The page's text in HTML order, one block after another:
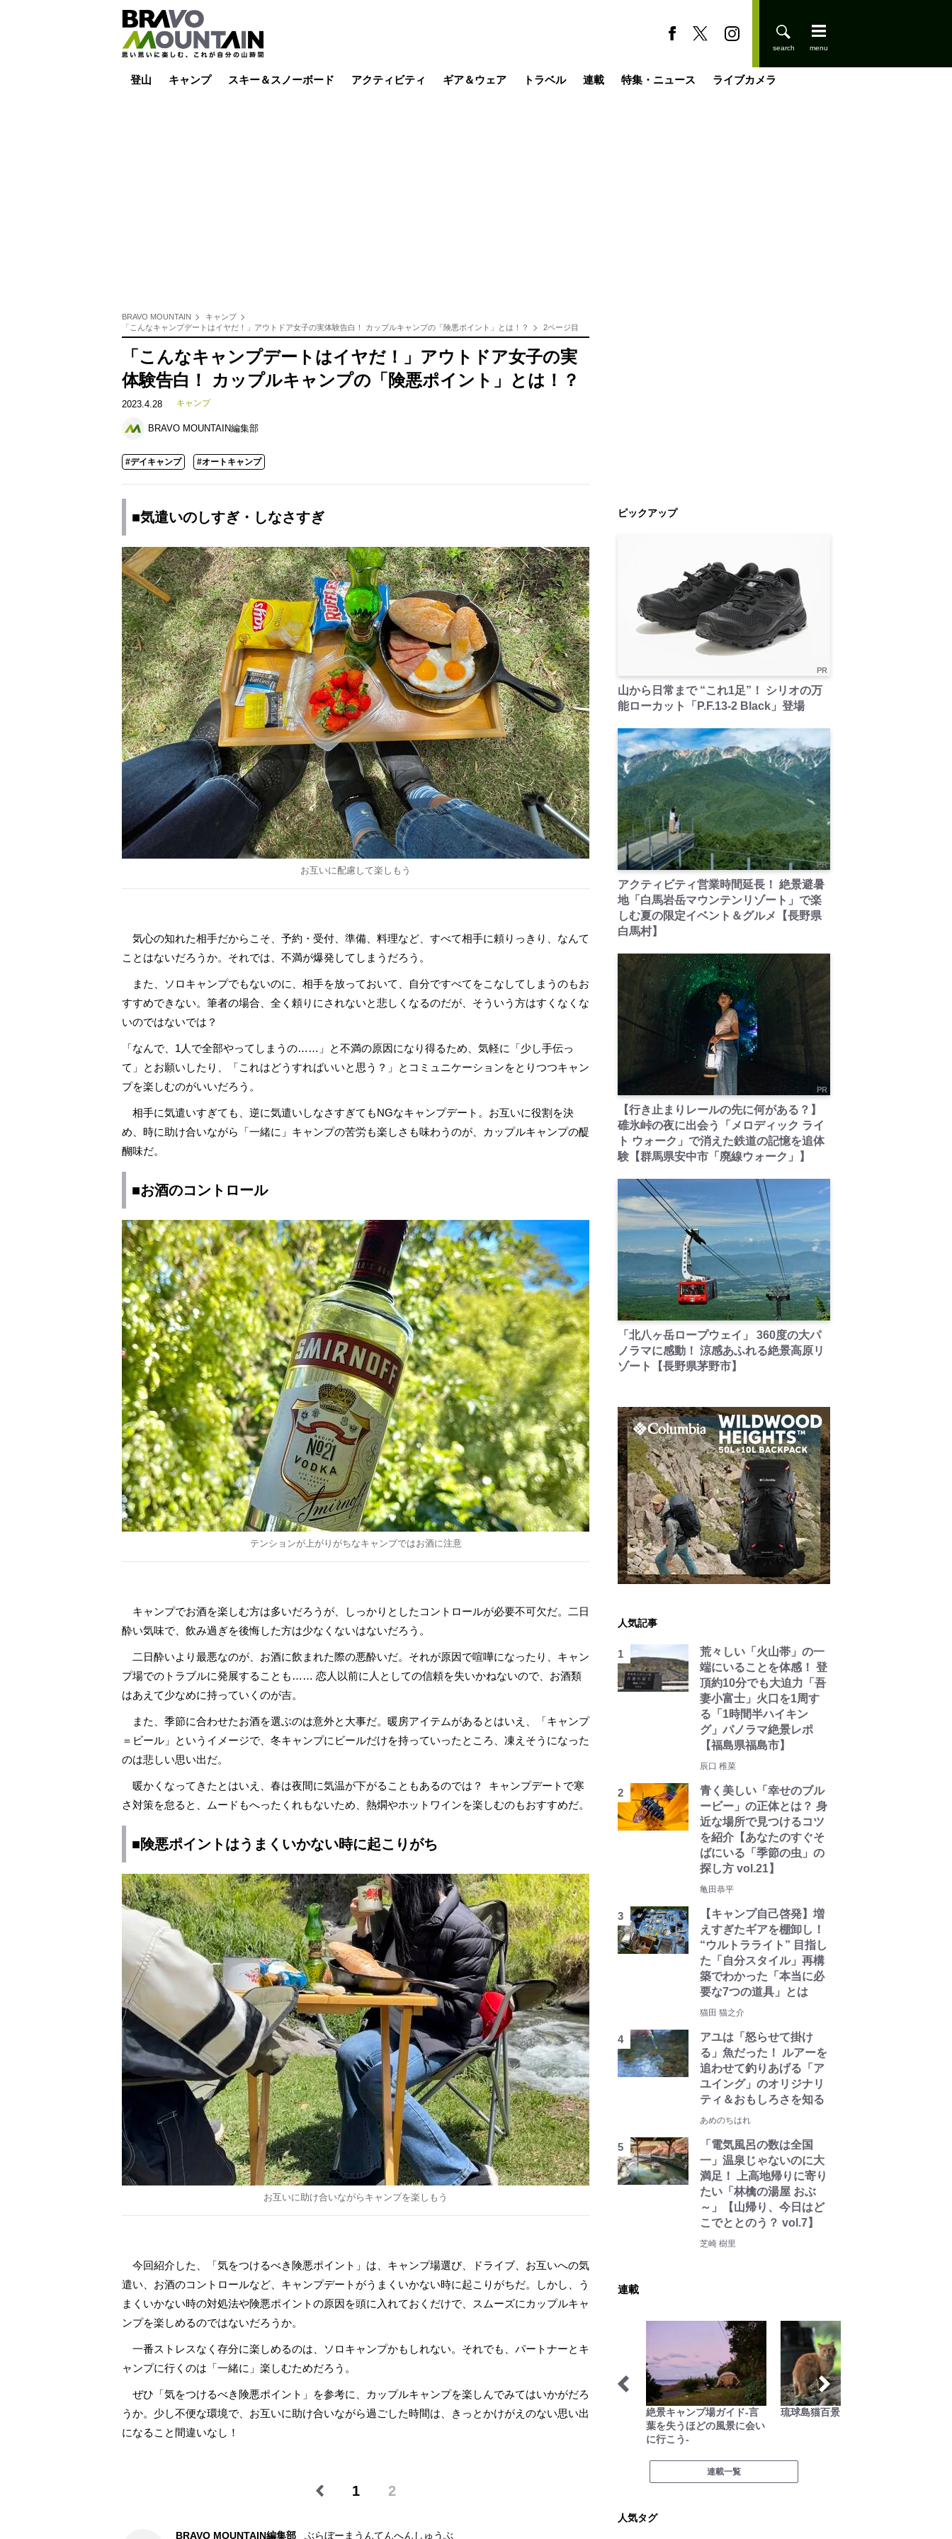
登山 キャンプ スキー＆スノーボード アクティビティ ギア＆ウェア トラベル 連載 特集・ニュース ライブカメラ
BRAVO MOUNTAIN
キャンプ
「こんなキャンプデートはイヤだ！」アウトドア女子の実体験告白！ カップルキャンプの「険悪ポイント」とは！？
2ページ目
「こんなキャンプデートはイヤだ！」アウトドア女子の実
体験告白！ カップルキャンプの「険悪ポイント」とは！？
2023.4.28 キャンプ
BRAVO MOUNTAIN編集部
#デイキャンプ #オートキャンプ
■気遣いのしすぎ・しなさすぎ
お互いに配慮して楽しもう
気心の知れた相手だからこそ、予約・受付、準備、料理など、すべて相手に頼りっきり、なんて
ことはないだろうか。それでは、不満が爆発してしまうだろう。
また、ソロキャンプでもないのに、相手を放っておいて、自分ですべてをこなしてしまうのもお
すすめできない。筆者の場合、全く頼りにされないと悲しくなるのだが、そういう方はすくなくな
いのではないでは？
「なんで、1人で全部やってしまうの……」と不満の原因になり得るため、気軽に「少し手伝っ
て」とお願いしたり、「これはどうすればいいと思う？」とコミュニケーションをとりつつキャン
プを楽しむのがいいだろう。
相手に気遣いすぎても、逆に気遣いしなさすぎてもNGなキャンプデート。お互いに役割を決
め、時に助け合いながら「一緒に」キャンプの苦労も楽しさも味わうのが、カップルキャンプの醍
醐味だ。
■お酒のコントロール
テンションが上がりがちなキャンプではお酒に注意
キャンプでお酒を楽しむ方は多いだろうが、しっかりとしたコントロールが必要不可欠だ。二日
酔い気味で、飲み過ぎを後悔した方は少なくないはないだろう。
二日酔いより最悪なのが、お酒に飲まれた際の悪酔いだ。それが原因で喧嘩になったり、キャン
プ場でのトラブルに発展することも…… 恋人以前に人としての信頼を失いかねないので、お酒類
はあえて少なめに持っていくのが吉。
また、季節に合わせたお酒を選ぶのは意外と大事だ。暖房アイテムがあるとはいえ、「キャンプ
＝ビール」というイメージで、冬キャンプにビールだけを持っていったところ、凍えそうになった
のは悲しい思い出だ。
暖かくなってきたとはいえ、春は夜間に気温が下がることもあるのでは？ キャンプデートで寒
さ対策を怠ると、ムードもへったくれもないため、熱燗やホットワインを楽しむのもおすすめだ。
■険悪ポイントはうまくいかない時に起こりがち
お互いに助け合いながらキャンプを楽しもう
今回紹介した、「気をつけるべき険悪ポイント」は、キャンプ場選び、ドライブ、お互いへの気
遣い、お酒のコントロールなど、キャンプデートがうまくいかない時に起こりがちだ。しかし、う
まくいかない時の対処法や険悪ポイントの原因を頭に入れておくだけで、スムーズにカップルキャ
ンプを楽しめるのではないだろうか。
一番ストレスなく存分に楽しめるのは、ソロキャンプかもしれない。それでも、パートナーとキ
ャンプに行くのは「一緒に」楽しむためだろう。
ぜひ「気をつけるべき険悪ポイント」を参考に、カップルキャンプを楽しんでみてはいかがだろ
うか。少し不便な環境で、お互いに助け合いながら過ごした時間は、きっとかけがえのない思い出
になること間違いなし！
1 2
BRAVO MOUNTAIN編集部 ぶらぼーまうんてんへんしゅうぶ
ピックアップ
PR
山から日常まで “これ1足”！ シリオの万
能ローカット「P.F.13-2 Black」登場
PR
アクティビティ営業時間延長！ 絶景避暑
地「白馬岩岳マウンテンリゾート」で楽
しむ夏の限定イベント＆グルメ【長野県
白馬村】
PR
【行き止まりレールの先に何がある？】
碓氷峠の夜に出会う「メロディック ライ
ト ウォーク」で消えた鉄道の記憶を追体
験【群馬県安中市「廃線ウォーク」】
PR
「北八ヶ岳ロープウェイ」 360度の大パ
ノラマに感動！ 涼感あふれる絶景高原リ
ゾート【長野県茅野市】
人気記事
荒々しい「火山帯」の一
端にいることを体感！ 登
頂約10分でも大迫力「吾
妻小富士」火口を1周す
る「1時間半ハイキン
グ」パノラマ絶景レポ
【福島県福島市】
辰口 稚菜
青く美しい「幸せのブル
ービー」の正体とは？ 身
近な場所で見つけるコツ
を紹介【あなたのすぐそ
ばにいる「季節の虫」の
探し方 vol.21】
亀田恭平
【キャンプ自己啓発】増
えすぎたギアを棚卸し！
“ウルトラライト” 目指し
た「自分スタイル」再構
築でわかった「本当に必
要な7つの道具」とは
猫田 猫之介
アユは「怒らせて掛け
る」魚だった！ ルアーを
追わせて釣りあげる「ア
ユイング」のオリジナリ
ティ＆おもしろさを知る
あめのちはれ
「電気風呂の数は全国
一」温泉じゃないのに大
満足！ 上高地帰りに寄り
たい「林檎の湯屋 おぶ
～」【山帰り、今日はど
こでととのう？ vol.7】
芝崎 樹里
連載
古くて新しい「ブッシュク
あなたの知らない高所登山
絶景キャンプ場ガイド-言
葉を失うほどの風景に会い
に行こう-
琉球島猫百景
連載一覧
人気タグ